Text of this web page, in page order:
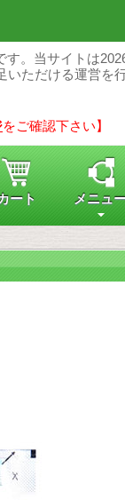
す。当サイトは
いただける運営を
をご確認下さい】
ート メニュ